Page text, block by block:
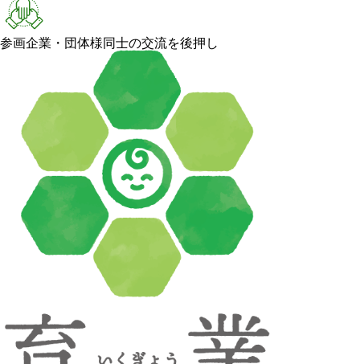
参画企業・団体様同士の交流を後押し